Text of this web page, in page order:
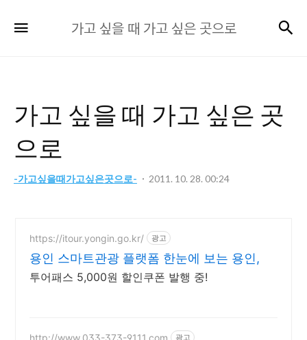
고
가
은
로
가고 싶을 때 가고 싶은 곳으로
가고 싶을 때 가고 싶은 곳
으로
-가고싶을때가고싶은곳으로- 2011. 10. 28. 00:24
https://itour.yongin.go.kr/ 광고
용인 스마트관광 플랫폼 한눈에 보는 용인,
투어패스 5,000원 할인쿠폰 발행 중!
http://www.033-373-9111.com 광고